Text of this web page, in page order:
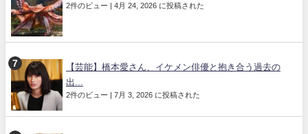
2件のビュー | 4月 24, 2026 に投稿された
【芸能】橋本愛さん、イケメン俳優と抱き合う過去の
出...
2件のビュー | 7月 3, 2026 に投稿された